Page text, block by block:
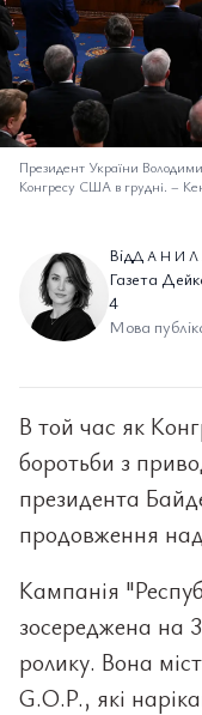
Президент України
Конгресу США в грудні. –
Від
Газета
4
Мова
В той час як
боротьби з
президента
продовження
Кампанія
зосереджена на
ролику. Вона
G.O.P., які